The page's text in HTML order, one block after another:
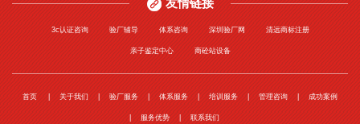
3c认证咨询 验厂辅导 体系咨询 深圳验厂网 清远商标注册
亲子鉴定中心 商砼站设备
首页 关于我们 验厂服务 体系服务 培训服务 管理咨询 成功案例
服务优势 联系我们